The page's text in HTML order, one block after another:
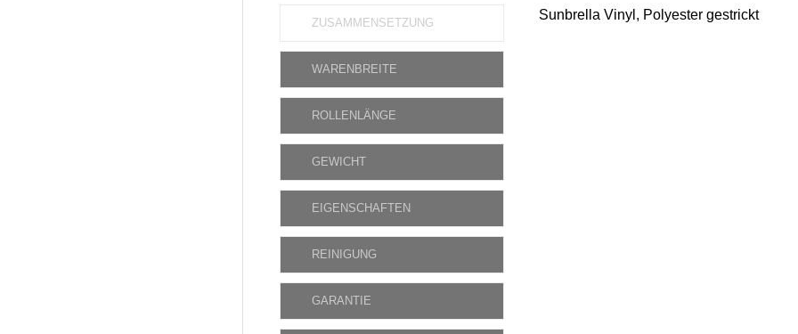
ZUSAMMENSETZUNG
WARENBREITE
ROLLENLÄNGE
GEWICHT
EIGENSCHAFTEN
REINIGUNG
GARANTIE
Sunbrella Vinyl, Polyester gestrickt